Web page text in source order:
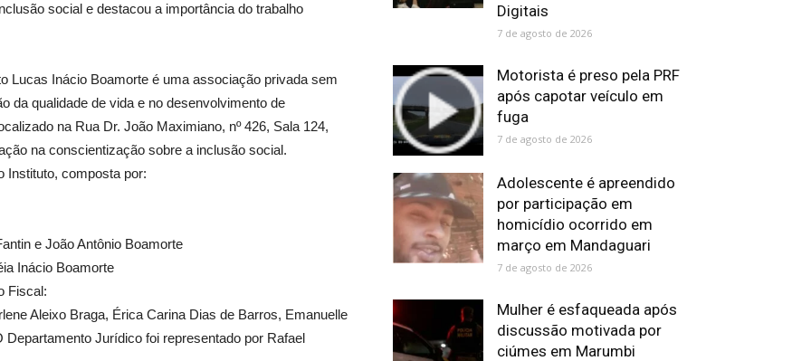
social e destacou a importância do trabalho
Lucas Inácio Boamorte é uma associação privada sem
da qualidade de vida e no desenvolvimento de
na Rua Dr. João Maximiano, nº 426, Sala 124,
na conscientização sobre a inclusão social.
Instituto, composta por:
e João Antônio Boamorte
Inácio Boamorte
Fiscal:
Aleixo Braga, Érica Carina Dias de Barros, Emanuelle
Jurídico foi representado por Rafael
Digitais
7 de agosto de 2026
Motorista é preso pela PRF
após capotar veículo em
fuga
7 de agosto de 2026
Adolescente é apreendido
por participação em
homicídio ocorrido em
março em Mandaguari
7 de agosto de 2026
Mulher é esfaqueada após
discussão motivada por
ciúmes em Marumbi